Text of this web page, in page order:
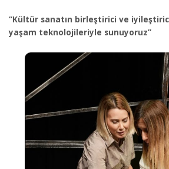
“Kültür sanatın birleştirici ve
yaşam teknolojileriyle sunuyoruz”